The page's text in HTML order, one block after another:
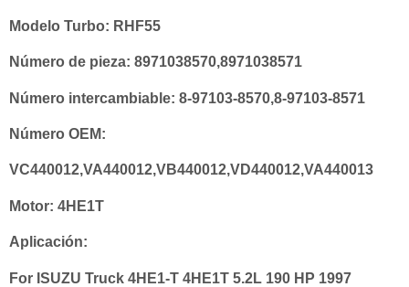
Modelo Turbo: RHF55
Número de pieza: 8971038570,8971038571
Número intercambiable: 8-97103-8570,8-97103-8571
Número OEM:
VC440012,VA440012,VB440012,VD440012,VA440013
Motor: 4HE1T
Aplicación:
For ISUZU Truck 4HE1-T 4HE1T 5.2L 190 HP 1997